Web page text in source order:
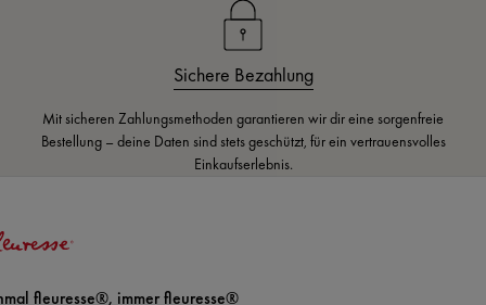
Sichere Bezahlung
Mit sicheren Zahlungsmethoden garantieren wir dir eine sorgenfreie
Bestellung – deine Daten sind stets geschützt, für ein vertrauensvolles
Einkaufserlebnis.
fleuresse®, immer fleuresse®